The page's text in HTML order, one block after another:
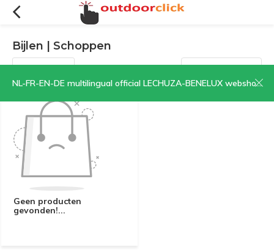
NL-FR-EN-DE multilingual official LECHUZA-BENELUX webshop | CLICK HERE NOW!
Bijlen | Schoppen
Filters Sorteren op:
Geen producten
gevonden!...